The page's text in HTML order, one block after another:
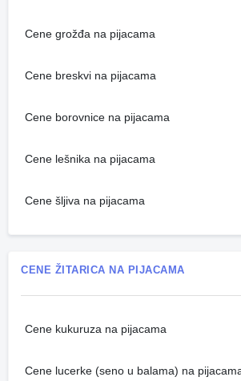
Cene grožđa na pijacama
Cene breskvi na pijacama
Cene borovnice na pijacama
Cene lešnika na pijacama
Cene šljiva na pijacama
CENE ŽITARICA NA PIJACAMA
Cene kukuruza na pijacama
Cene lucerke (seno u balama) na